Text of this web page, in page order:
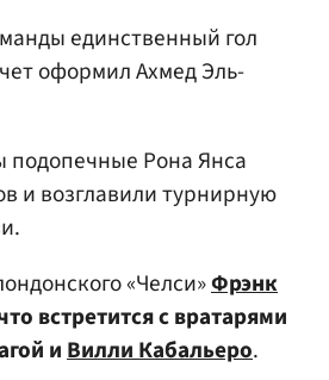
единственный гол
оформил Ахмед Эль-
подопечные Рона Янса
и возглавили турнирную
«Челси»Фрэнк
встретится с вратарями
иВилли Кабальеро.